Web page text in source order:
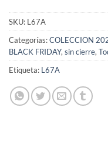
SKU: L67A
Categorías:COLECCION
BLACK FRIDAY,sin cierre,
Etiqueta: L67A